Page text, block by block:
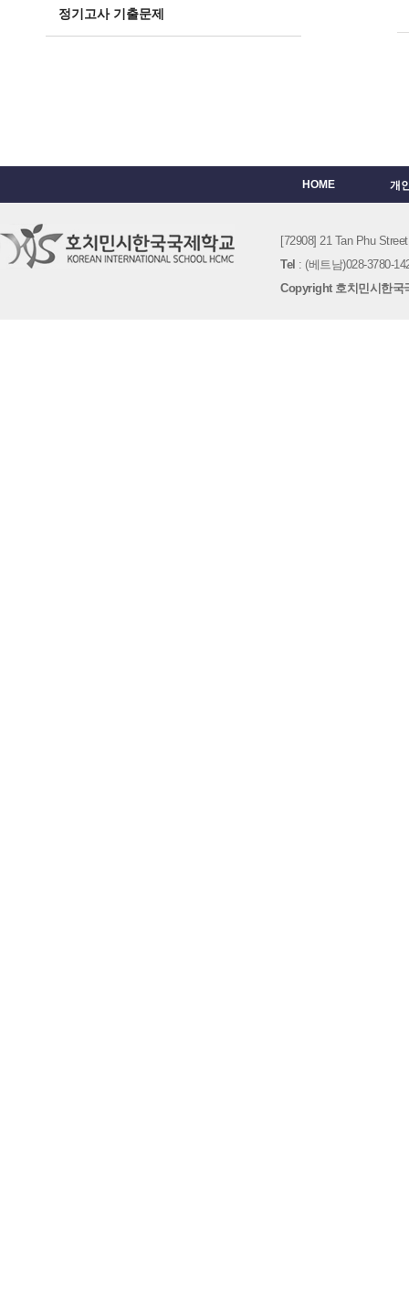
정기고사 기출문제
HOME 개
[72908] 21 Tan Phu
Tel : (베트남)028-3780-
Copyright 호치민시한국